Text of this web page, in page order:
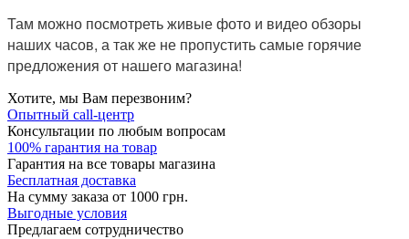
Там можно посмотреть живые фото и видео обзоры
наших часов, а так же не пропустить самые горячие
предложения от нашего магазина!
Хотите, мы Вам перезвоним?
Опытный call-центр
Консультации по любым вопросам
100% гарантия на товар
Гарантия на все товары магазина
Бесплатная доставка
На сумму заказа от 1000 грн.
Выгодные условия
Предлагаем сотрудничество